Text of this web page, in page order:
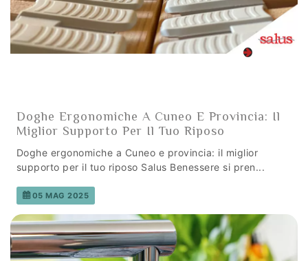
Doghe Ergonomiche A Cuneo E Provincia: Il
Miglior Supporto Per Il Tuo Riposo
Doghe ergonomiche a Cuneo e provincia: il miglior
supporto per il tuo riposo Salus Benessere si pren...
05 MAG 2025